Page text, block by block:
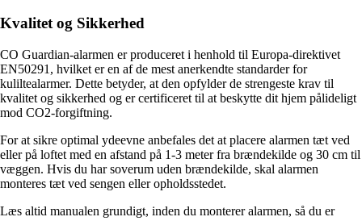
Kvalitet og Sikkerhed
CO Guardian-alarmen er produceret i henhold til Europa-direktivet
EN50291, hvilket er en af de mest anerkendte standarder for
kuliltealarmer. Dette betyder, at den opfylder de strengeste krav til
kvalitet og sikkerhed og er certificeret til at beskytte dit hjem pålideligt
mod CO2-forgiftning.
For at sikre optimal ydeevne anbefales det at placere alarmen tæt ved
eller på loftet med en afstand på 1-3 meter fra brændekilde og 30 cm til
væggen. Hvis du har soverum uden brændekilde, skal alarmen
monteres tæt ved sengen eller opholdsstedet.
Læs altid manualen grundigt, inden du monterer alarmen, så du er